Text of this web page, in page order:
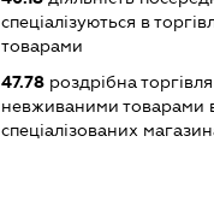
спеціалізуються в
товарами
47.78 роздрібна
невживаними товарами
спеціалізованих